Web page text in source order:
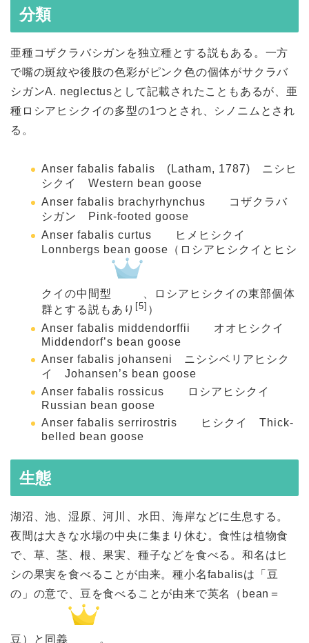
分類
亜種コザクラバシガンを独立種とする説もある。一方
で嘴の斑紋や後肢の色彩がピンク色の個体がサクラバ
シガンA. neglectusとして記載されたこともあるが、亜
種ロシアヒシクイの多型の1つとされ、シノニムとされ
る。
Anser fabalis fabalis (Latham, 1787) ニシヒ
シクイ Western bean goose
Anser fabalis brachyrhynchus コザクラバ
シガン Pink-footed goose
Anser fabalis curtus ヒメヒシクイ
Lonnbergs bean goose（ロシアヒシクイとヒシ
クイの中間型
、ロシアヒシクイの東部個体
群とする説もあり [5] ）
Anser fabalis middendorffii
オオヒシクイ
Middendorf’s bean goose
Anser fabalis johanseni
ニシシベリアヒシク
イ Johansen’s bean goose
Anser fabalis rossicus ロシアヒシクイ
Russian bean goose
Anser fabalis serrirostris ヒシクイ Thick-
belled bean goose
生態
湖沼、池、湿原、河川、水田、海岸などに生息する。
夜間は大きな水場の中央に集まり休む。食性は植物食
で、草、茎、根、果実、種子などを食べる。和名はヒ
シの果実を食べることが由来。種小名fabalisは「豆
の」の意で、豆を食べることが由来で英名（bean＝
豆）と同義 。